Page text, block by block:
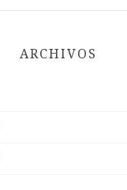
ARCHIVOS